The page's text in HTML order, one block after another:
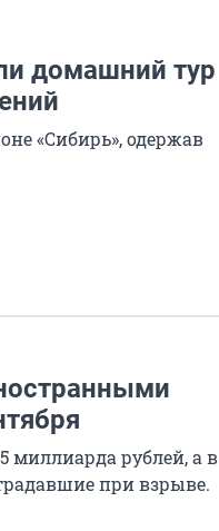
домашний тур
«Сибирь», одержав
миллиарда рублей, а в
при взрыве.